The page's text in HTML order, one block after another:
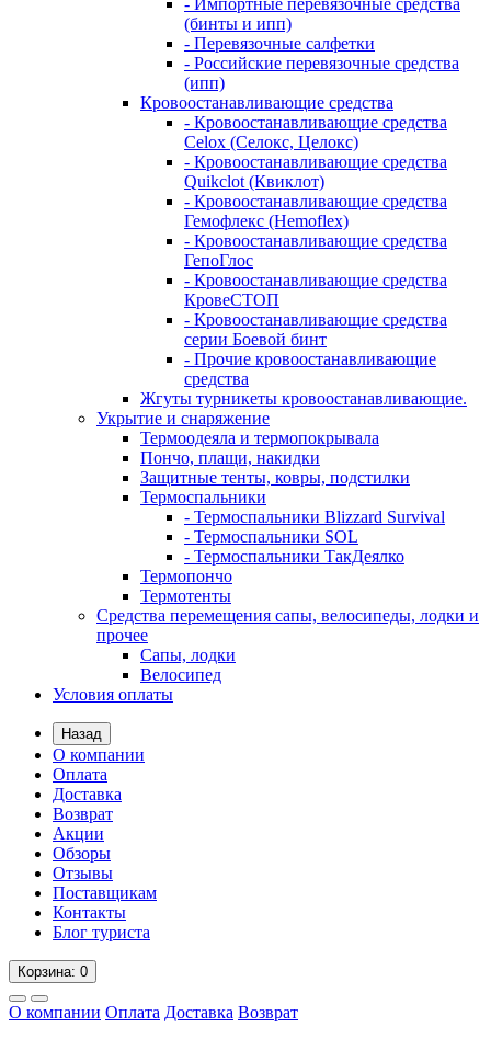
- Импортные перевязочные средства
(бинты и ипп)
- Перевязочные салфетки
- Российские перевязочные средства
(ипп)
Кровоостанавливающие средства
- Кровоостанавливающие средства
Celox (Селокс, Целокс)
- Кровоостанавливающие средства
Quikclot (Квиклот)
- Кровоостанавливающие средства
Гемофлекс (Hemoflex)
- Кровоостанавливающие средства
ГепоГлос
- Кровоостанавливающие средства
КровеСТОП
- Кровоостанавливающие средства
серии Боевой бинт
- Прочие кровоостанавливающие
средства
Жгуты турникеты кровоостанавливающие.
Укрытие и снаряжение
Термоодеяла и термопокрывала
Пончо, плащи, накидки
Защитные тенты, ковры, подстилки
Термоспальники
- Термоспальники Blizzard Survival
- Термоспальники SOL
- Термоспальники ТакДеялко
Термопончо
Термотенты
Средства перемещения сапы, велосипеды, лодки и
прочее
Сапы, лодки
Велосипед
Условия оплаты
Назад
О компании
Оплата
Доставка
Возврат
Акции
Обзоры
Отзывы
Поставщикам
Контакты
Блог туриста
Корзина: 0
О компании Оплата Доставка Возврат